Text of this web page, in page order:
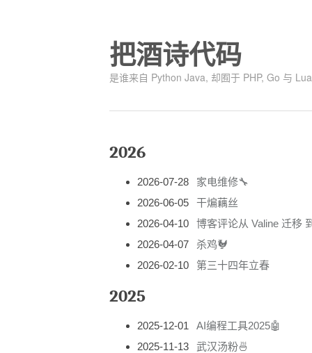
把酒诗代码
是谁来自 Python Java, 却囿于 PHP, Go 与
2026
2026-07-28
家电维修🔧
2026-06-05
干煸藕丝
2026-04-10
博客评论从 Valine 迁移
2026-04-07
杀鸡🐓
2026-02-10
第三十四年立春
2025
2025-12-01
AI编程工具2025🤖
2025-11-13
武汉汤粉🍜